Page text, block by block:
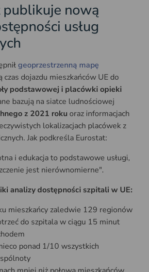
publikuje nową
usług
geoprzestrzenną mapę
czas dojazdu mieszkańców UE do
podstawowej i placówki opieki
bazują na siatce ludnościowej
z 2021 rokuoraz informacjach
lokalizacjach placówek z
Jak podkreśla Eurostat:
i edukacja to podstawowe usługi,
jest nierównomierne".
analizy dostępności szpitali w UE:
mieszkańcy zaledwie 129 regionów
do szpitala w ciągu 15 minut
ponad 1/10 wszystkich